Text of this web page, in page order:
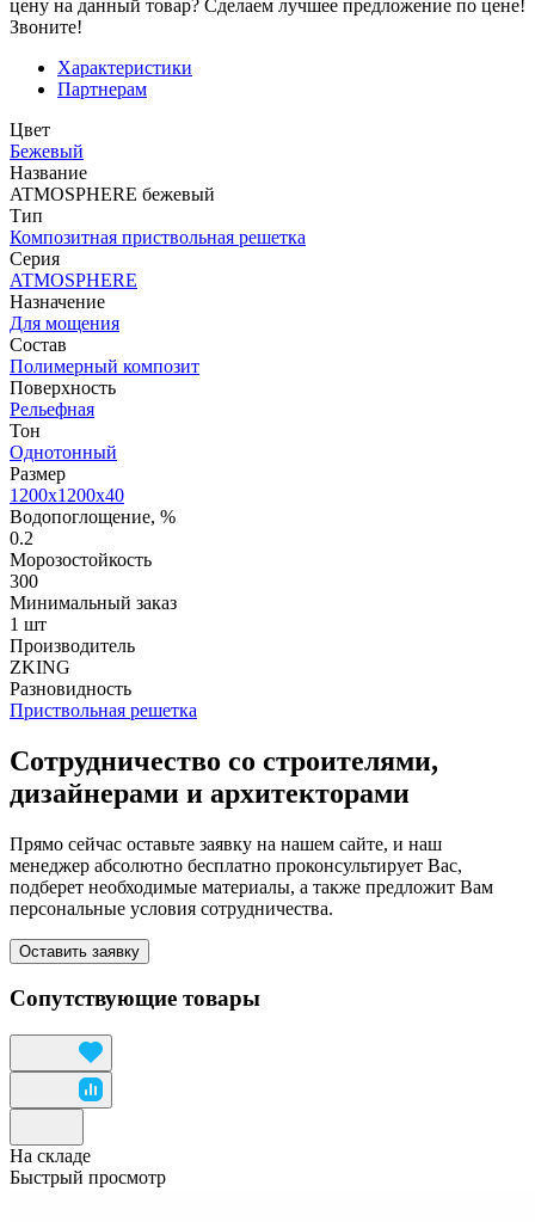
цену на данный товар? Сделаем лучшее предложение по цене!
Звоните!
Характеристики
Партнерам
Цвет
Бежевый
Название
ATMOSPHERE бежевый
Тип
Композитная приствольная решетка
Серия
ATMOSPHERE
Назначение
Для мощения
Состав
Полимерный композит
Поверхность
Рельефная
Тон
Однотонный
Размер
1200х1200х40
Водопоглощение, %
0.2
Морозостойкость
300
Минимальный заказ
1 шт
Производитель
ZKING
Разновидность
Приствольная решетка
Сотрудничество со строителями,
дизайнерами и архитекторами
Прямо сейчас оставьте заявку на нашем сайте, и наш
менеджер абсолютно бесплатно проконсультирует Вас,
подберет необходимые материалы, а также предложит Вам
персональные условия сотрудничества.
Оставить заявку
Сопутствующие товары
На складе
Быстрый просмотр